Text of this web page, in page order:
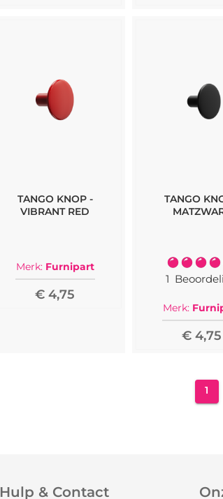
TANGO KNOP -
VIBRANT RED
Merk: Furnipart
€ 4,75
TANGO
1
Merk:
€ 4,75
Pagina
U
1
Hulp & Contact